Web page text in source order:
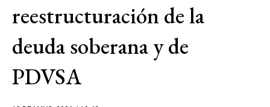
reestructuración de la
deuda soberana y de
PDVSA